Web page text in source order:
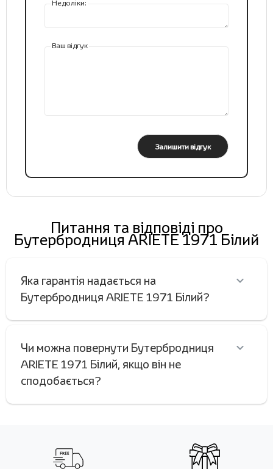
Недоліки:
Ваш відгук
Залишити відгук
Питання та відповіді про
Бутербродниця ARIETE 1971 Білий
Яка гарантія надається на
Бутербродниця ARIETE 1971 Білий?
Чи можна повернути Бутербродниця
ARIETE 1971 Білий, якщо він не
сподобається?